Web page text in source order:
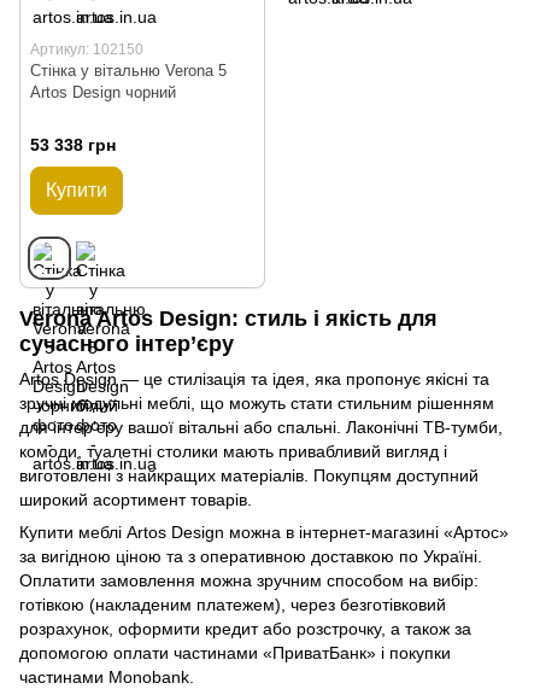
Артикул: 102150
Стінка у вітальню Verona 5
Artos Design чорний
53 338 грн
Купити
Verona Artos Design: стиль і якість для
сучасного інтер’єру
Artos Design — це стилізація та ідея, яка пропонує якісні та
зручні модульні меблі, що можуть стати стильним рішенням
для інтер’єру вашої вітальні або спальні. Лаконічні ТВ-тумби,
комоди, туалетні столики мають привабливий вигляд і
виготовлені з найкращих матеріалів. Покупцям доступний
широкий асортимент товарів.
Купити меблі Artos Design можна в інтернет-магазині «Артос»
за вигідною ціною та з оперативною доставкою по Україні.
Оплатити замовлення можна зручним способом на вибір:
готівкою (накладеним платежем), через безготівковий
розрахунок, оформити кредит або розстрочку, а також за
допомогою оплати частинами «ПриватБанк» і покупки
частинами Monobank.